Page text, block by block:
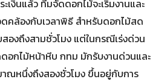
เงินแล้ว ทีมจัดดอกไม้จะเริ่มงานและ
คล้องกับเวลาพิธี สำหรับดอกไม้สด
องถึงสามชั่วโมง แต่ในกรณีเร่งด่วน
ดอกไม้หน้าหีบ กทม มักรับงานด่วนและ
าณหนึ่งถึงสองชั่วโมง ขึ้นอยู่กับการ